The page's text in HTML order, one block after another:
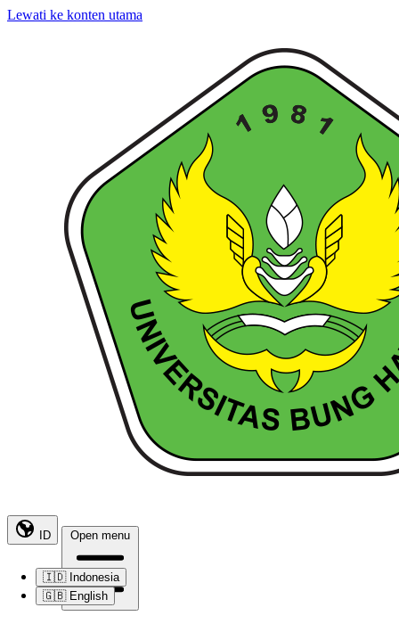
Lewati ke konten utama
ID
🇮🇩 Indonesia
🇬🇧 English
Open menu